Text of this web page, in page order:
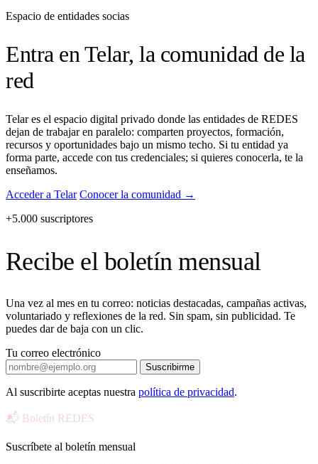
Espacio de entidades socias
Entra en Telar, la comunidad de la
red
Telar es el espacio digital privado donde las entidades de REDES
dejan de trabajar en paralelo: comparten proyectos, formación,
recursos y oportunidades bajo un mismo techo. Si tu entidad ya
forma parte, accede con tus credenciales; si quieres conocerla, te la
enseñamos.
Acceder a Telar Conocer la comunidad →
+5.000 suscriptores
Recibe el boletín mensual
Una vez al mes en tu correo: noticias destacadas, campañas activas,
voluntariado y reflexiones de la red. Sin spam, sin publicidad. Te
puedes dar de baja con un clic.
Tu correo electrónico
Suscribirme
Al suscribirte aceptas nuestra política de privacidad.
📬 Boletín REDES
Suscríbete al boletín mensual